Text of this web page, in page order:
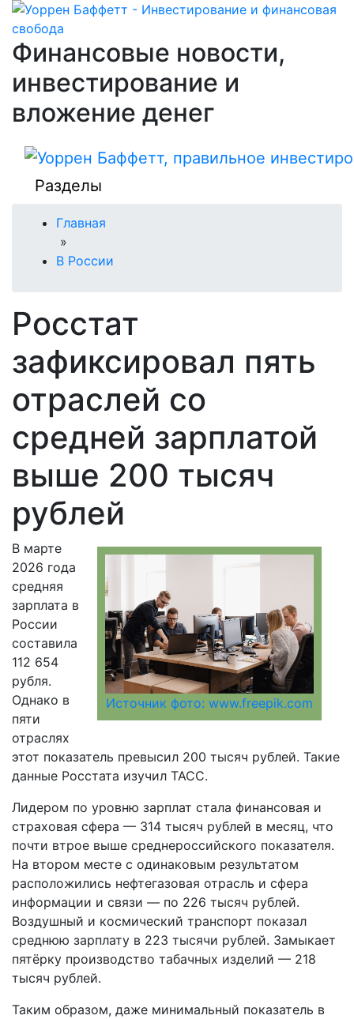
Финансовые новости,
инвестирование и
вложение денег
Разделы
Главная
»
В России
Росстат
зафиксировал пять
отраслей со
средней зарплатой
выше 200 тысяч
рублей
Источник фото: www.freepik.com
В марте
2026 года
средняя
зарплата в
России
составила
112 654
рубля.
Однако в
пяти
отраслях
этот показатель превысил 200 тысяч рублей. Такие
данные Росстата изучил ТАСС.
Лидером по уровню зарплат стала финансовая и
страховая сфера — 314 тысяч рублей в месяц, что
почти втрое выше среднероссийского показателя.
На втором месте с одинаковым результатом
расположились нефтегазовая отрасль и сфера
информации и связи — по 226 тысяч рублей.
Воздушный и космический транспорт показал
среднюю зарплату в 223 тысячи рублей. Замыкает
пятёрку производство табачных изделий — 218
тысяч рублей.
Таким образом, даже минимальный показатель в